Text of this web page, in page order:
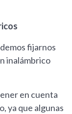
fijarnos
inalámbrico
en cuenta
ya que algunas